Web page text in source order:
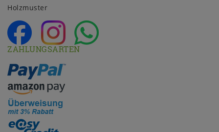
Holzmuster
ZAHLUNGSARTEN